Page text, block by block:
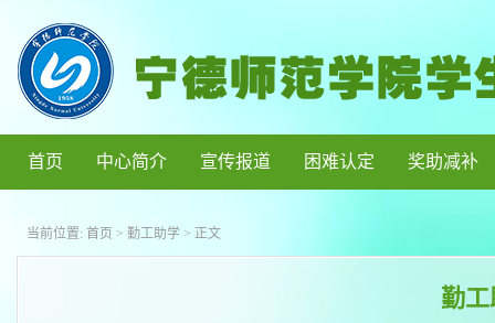
首页 中心简介 宣传报道 困难认定 奖助减补
当前位置: 首页 > 勤工助学 > 正文
勤